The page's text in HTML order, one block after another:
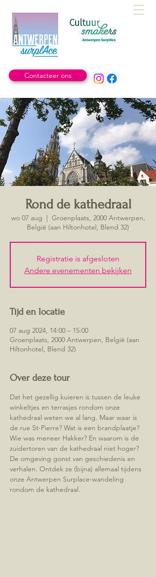
Contacteer ons
Rond de kathedraal
wo 07 aug
  |
Groenplaats, 2000 Antwerpen,
België (aan Hiltonhotel, Blend 32)
Registratie is afgesloten
Andere evenementen bekijken
Tijd en locatie
07 aug 2024, 14:00 – 15:00
Groenplaats, 2000 Antwerpen, België (aan
Hiltonhotel, Blend 32)
Over deze tour
Dat het gezellig kuieren is tussen de leuke
winkeltjes en terrasjes rondom onze
kathedraal weten we al lang. Maar waar is
de rue St-Pierre? Wat is een brandplaatje?
Wie was meneer Hakker? En waarom is de
zuidertoren van de kathedraal niet hoger?
De omgeving gonst van geschiedenis en
verhalen. Ontdek ze (bijna) allemaal tijdens
onze Antwerpen Surplace-wandeling
rondom de kathedraal.